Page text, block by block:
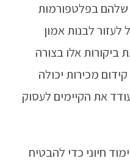
שלהם בפלטפורמות
לעזור לבנות אמון
ביקורות אלו בצורה
מכירות יכולה
את הקיימים לעסוק
חיוני כדי להבטיח